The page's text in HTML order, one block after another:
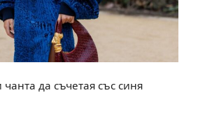
да съчетая със синя